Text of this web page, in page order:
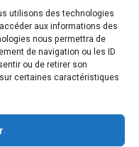
utilisons des technologies
aux informations des
nous permettra de
de navigation ou les ID
ou de retirer son
certaines caractéristiques
cookies
de la main et l'épaule